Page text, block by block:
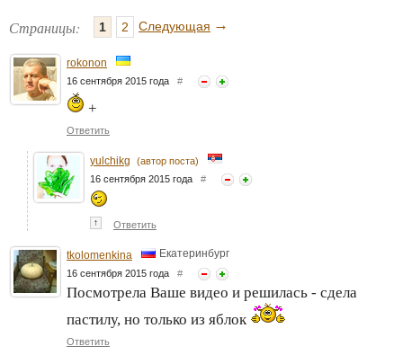
Страницы: 1 2 Следующая →
rokonon
16 сентября 2015 года #
+
Ответить
yulchikg
(автор поста)
16 сентября 2015 года #
↑ Ответить
tkolomenkina Екатеринбург
16 сентября 2015 года #
Посмотрела Ваше видео и решилась - сдела
пастилу, но только из яблок
Ответить